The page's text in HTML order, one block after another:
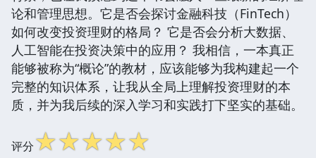
论和管理思想。它是否会探讨金融科技（FinTech）
如何改变投资理财的格局？ 它是否会分析大数据、
人工智能在投资决策中的应用？ 我相信，一本真正
能够被称为“概论”的教材，应该能够为我构建起一个
完整的知识体系，让我从全局上理解投资理财的本
质，并为我后续的深入学习和实践打下坚实的基础。
评分☆☆☆☆☆